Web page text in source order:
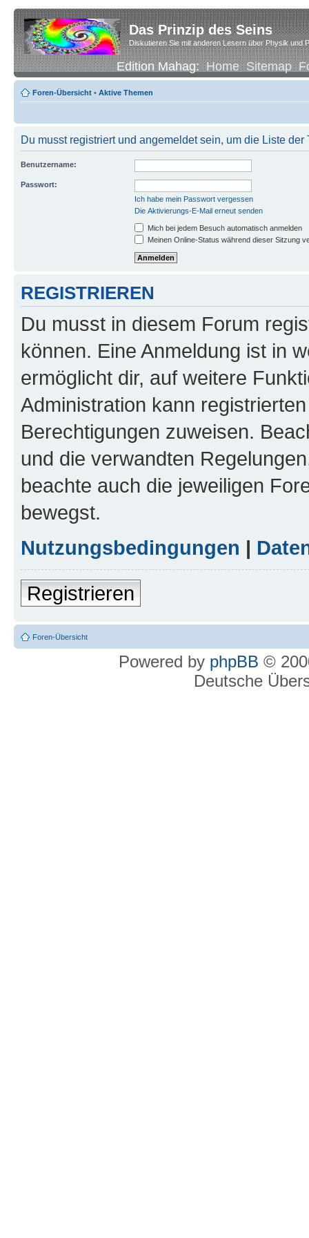
Das Prinzip des Seins
Diskutieren Sie mit anderen Lesern über Physik und
Edition Mahag:Home Sitemap
Foren-Übersicht • Aktive Themen
Du musst registriert und angemeldet sein, um die Liste
Benutzername:
Passwort:
Ich habe mein Passwort vergessen
Die Aktivierungs-E-Mail erneut senden
Mich bei jedem Besuch automatisch anmelden
Meinen Online-Status während dieser Sitzung
REGISTRIEREN
Du musst in diesem Forum
können. Eine Anmeldung ist in
ermöglicht dir, auf weitere
Administration kann
Berechtigungen zuweisen.
und die verwandten
beachte auch die jeweiligen
bewegst.
Nutzungsbedingungen |
Registrieren
Foren-Übersicht
Powered by phpBB ©
Deutsche